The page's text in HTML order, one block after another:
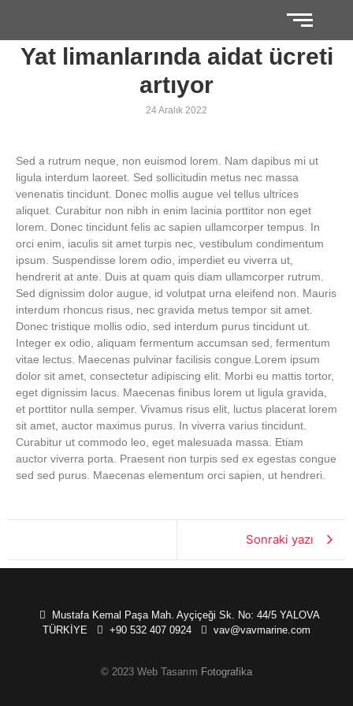
Yat limanlarında aidat ücreti
artıyor
24 Aralık 2022
Sed a rutrum neque, non euismod lorem. Nam dapibus mi ut
ligula interdum laoreet. Sed sollicitudin metus nec massa
venenatis tincidunt. Donec mollis augue vel tellus ultrices
aliquet. Curabitur non nibh in enim lacinia porttitor non eget
lorem. Donec tincidunt felis ac sapien ullamcorper tempus. In
orci enim, iaculis sit amet turpis nec, vestibulum condimentum
ipsum. Suspendisse lorem odio, imperdiet eu viverra ut,
hendrerit at ante. Duis at quam quis diam ullamcorper rutrum.
Sed dignissim dolor augue, id volutpat urna eleifend non. Mauris
interdum rhoncus risus, nec gravida metus tempor sit amet.
Donec tristique mollis odio, sed interdum purus tincidunt ut.
Integer ex odio, aliquam fermentum accumsan sed, fermentum
vitae lectus. Maecenas pulvinar facilisis congue.Lorem ipsum
dolor sit amet, consectetur adipiscing elit. Morbi eu mattis tortor,
eget dignissim lacus. Maecenas finibus lorem ut ligula gravida,
et porttitor nulla semper. Vivamus risus elit, luctus placerat lorem
sit amet, auctor maximus purus. In viverra varius tincidunt.
Curabitur ut commodo leo, eget malesuada massa. Etiam
auctor viverra porta. Praesent non turpis sed ex egestas congue
sed sed purus. Maecenas elementum orci sapien, ut hendreri.
Sonraki yazı
Mustafa Kemal Paşa Mah. Ayçiçeği Sk. No: 44/5 YALOVA
TÜRKİYE
+90 532 407 0924 vav@vavmarine.com
© 2023 Web Tasarım Fotografika